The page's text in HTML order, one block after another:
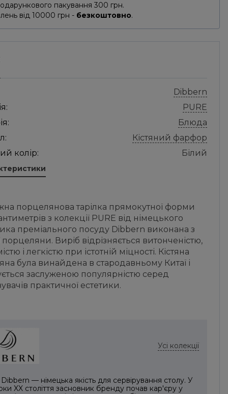
пакування 300 грн.
від 10000 грн - безкоштовно.
Dibbern
PURE
Блюда
Кістяний фарфор
колір:
Білий
порцелянова тарілка прямокутної форми
з колекції PURE від німецького
преміального посуду Dibbern виконана з
порцеляни. Виріб відрізняється витонченістю,
і легкістю при істотній міцності. Кістяна
була винайдена в стародавньому Китаї і
заслуженою популярністю серед
практичної естетики.
Усі колекції
— німецька якість для сервірування столу. У
XX століття засновник бренду почав кар'єру у